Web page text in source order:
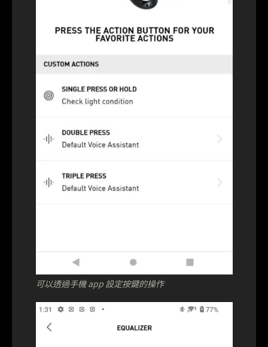
可以透過手機 app 設定按鍵的操作